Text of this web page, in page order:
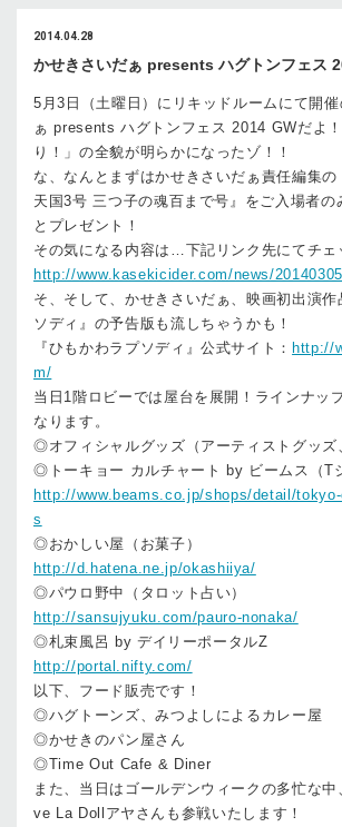
2014.04.28
かせきさいだぁ presents ハグトンフェス
5月3日（土曜日）にリキッドルームにて開
ぁ presents ハグトンフェス 2014 GWだよ
り！」の全貌が明らかになったゾ！！
な、なんとまずはかせきさいだぁ責任編集
天国3号 三つ子の魂百まで号』をご入場者の
とプレゼント！
その気になる内容は…下記リンク先にてチェ
http://www.kasekicider.com/news/
そ、そして、かせきさいだぁ、映画初出演
ソディ』の予告版も流しちゃうかも！
『ひもかわラプソディ』公式サイト： http://
m/
当日1階ロビーでは屋台を展開！ラインナッ
なります。
◎オフィシャルグッズ（アーティストグッズ
◎トーキョー カルチャート by ビームス（T
http://www.beams.co.jp/shops/detail/
s
◎おかしい屋（お菓子）
http://d.hatena.ne.jp/okashiiya/
◎パウロ野中（タロット占い）
http://sansujyuku.com/pauro-nonaka/
◎札束風呂 by デイリーポータルZ
http://portal.nifty.com/
以下、フード販売です！
◎ハグトーンズ、みつよしによるカレー屋
◎かせきのパン屋さん
◎Time Out Cafe & Diner
また、当日はゴールデンウィークの多忙な
ve La Dollアヤさんも参戦いたします！